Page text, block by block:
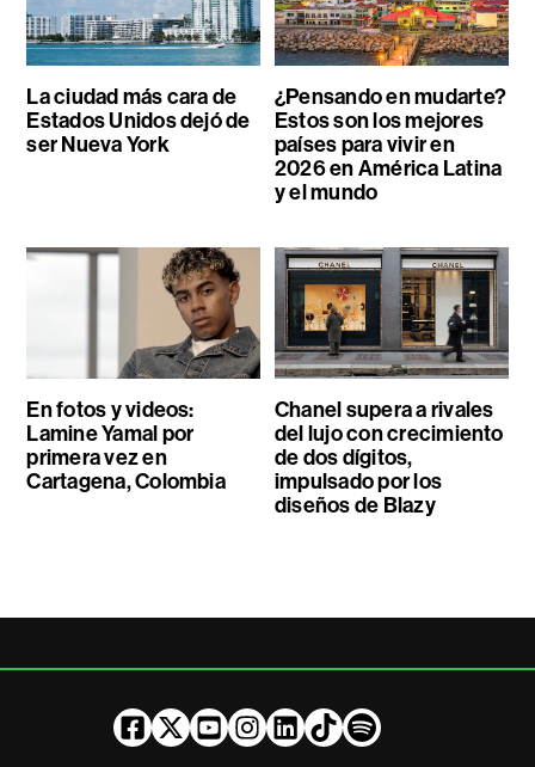
La ciudad más cara de
Estados Unidos dejó de
ser Nueva York
¿Pensando en mudarte?
Estos son los mejores
países para vivir en
2026 en América Latina
y el mundo
En fotos y videos:
Lamine Yamal por
primera vez en
Cartagena, Colombia
Chanel supera a rivales
del lujo con crecimiento
de dos dígitos,
impulsado por los
diseños de Blazy